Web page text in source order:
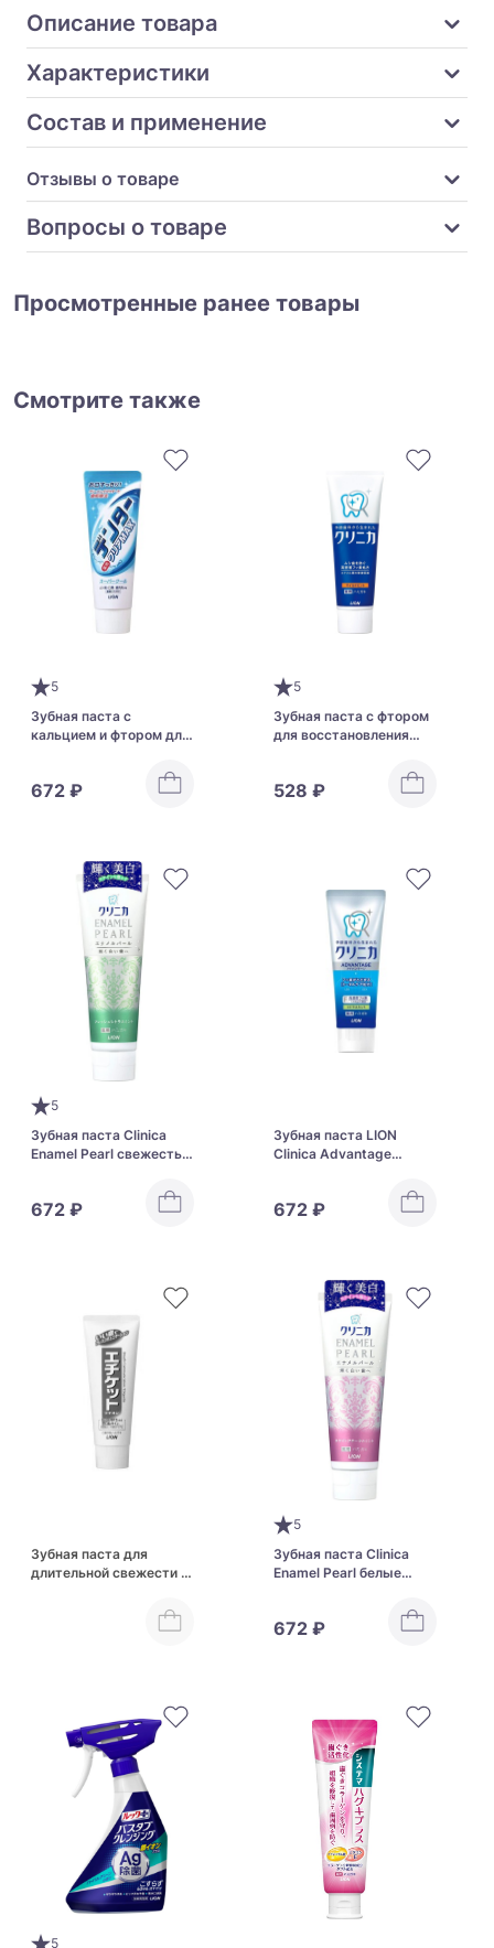
Описание товара
Характеристики
Состав и применение
Отзывы о товаре
Вопросы о товаре
Просмотренные ранее товары
Смотрите также
5
Зубная паста с
кальцием и фтором для
профилактики кариеса
LION Denter Clear MAX
672 ₽
5
Зубная паста с фтором
для восстановления
кариеса LION Clinica
Toothpaste
528 ₽
5
Зубная паста Clinica
Enamel Pearl cвежесть
672 ₽
Зубная паста LION
Clinica Advantage
672 ₽
Зубная паста для
длительной свежести и
5
Зубная паста Clinica
Enamel Pearl белые
672 ₽
5